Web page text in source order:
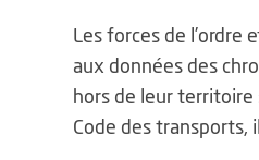
Les forces de l’ordre
aux données des
hors de leur territoire
Code des transports,